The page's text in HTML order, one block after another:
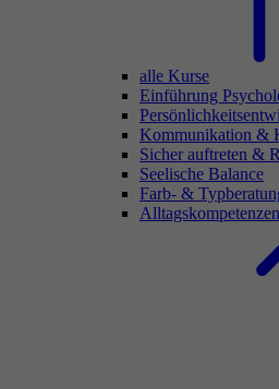
alle Kurse
Einführung
Kommunikation &
Sicher auftreten &
Seelische Balance
Farb- &
Alltagskompetenzen